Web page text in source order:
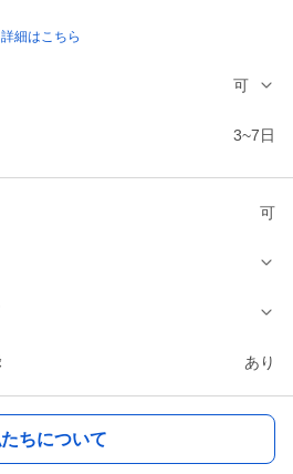
細はこちら
可
3~7日
可
あり
ちについて